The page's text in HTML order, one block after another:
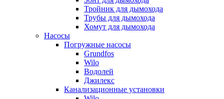
Тройник для дымохода
Трубы для дымохода
Хомут для дымохода
Насосы
Погружные насосы
Grundfos
Wilo
Водолей
Джилекс
Канализационные установки